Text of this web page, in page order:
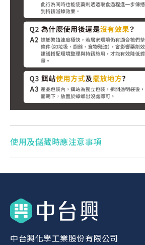
使用及儲藏時應注意事項
中台興化學工業股份有限公司